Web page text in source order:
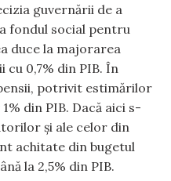
guvernării de a
fondul social pentru
duce la majorarea
0,7% din PIB. În
potrivit estimărilor
din PIB. Dacă aici s-
și ale celor din
achitate din bugetul
la 2,5% din PIB.